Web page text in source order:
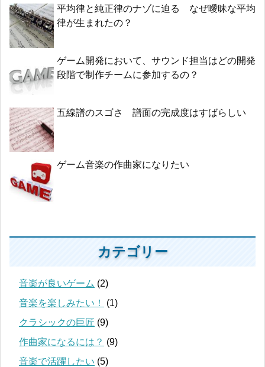
平均律と純正律のナゾに迫る なぜ曖昧な平均
律が生まれたの？
ゲーム開発において、サウンド担当はどの開発
段階で制作チームに参加するの？
五線譜のスゴさ 譜面の完成度はすばらしい
ゲーム音楽の作曲家になりたい
カテゴリー
音楽が良いゲーム (2)
音楽を楽しみたい！
(1)
クラシックの巨匠 (9)
作曲家になるには？ (9)
音楽で活躍したい (5)